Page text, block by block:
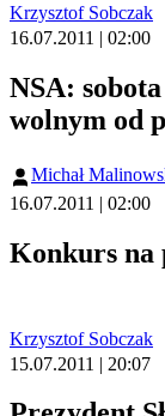
Krzysztof Sobczak
16.07.2011 | 02:00
NSA:
wolnym od
Michał
16.07.2011 | 02:00
Konkurs na
Krzysztof Sobczak
15.07.2011 | 20:07